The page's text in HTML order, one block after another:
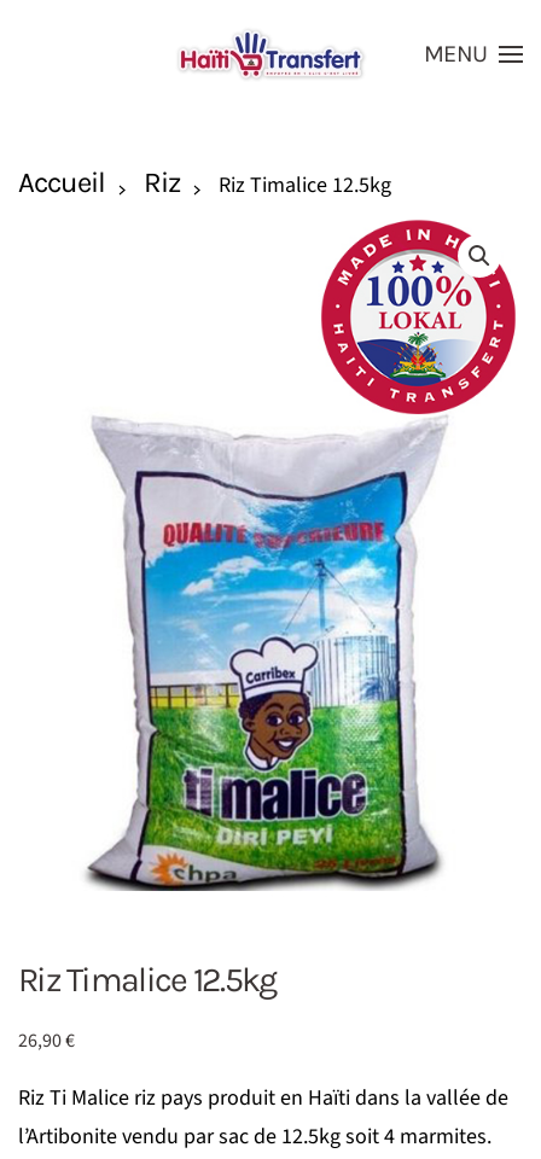
Skip to main content
MENU
Accueil Riz Riz Timalice 12.5kg
Riz Timalice 12.5kg
26,90€
Riz Ti Malice riz pays produit en Haïti dans la vallée de
l’Artibonite vendu par sac de 12.5kg soit 4 marmites.